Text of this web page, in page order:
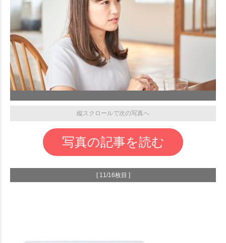
縦スクロールで次の写真へ
写真の記事を読む
[ 11/16枚目 ]